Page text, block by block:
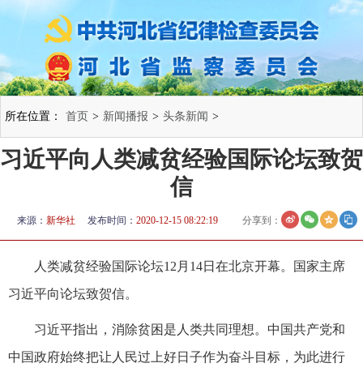
所在位置： 首页 > 新闻播报 > 头条新闻 >
习近平向人类减贫经验国际论坛致贺
信
来源： 新华社 发布时间： 2020-12-15 08:22:19 分享到：
人类减贫经验国际论坛12月14日在北京开幕。国家主席
习近平向论坛致贺信。
习近平指出，消除贫困是人类共同理想。中国共产党和
中国政府始终把让人民过上好日子作为奋斗目标，为此进行